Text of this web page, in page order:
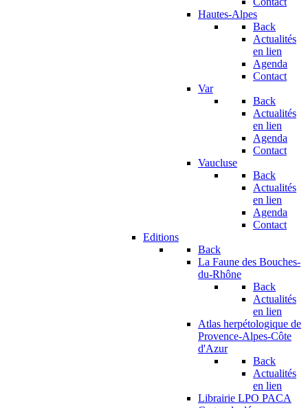
Hautes-Alpes
Back
Actualités
en lien
Agenda
Contact
Var
Back
Actualités
en lien
Agenda
Contact
Vaucluse
Back
Actualités
en lien
Agenda
Contact
Editions
Back
La Faune des Bouches-
du-Rhône
Back
Actualités
en lien
Atlas herpétologique de
Provence-Alpes-Côte
d'Azur
Back
Actualités
en lien
Librairie LPO PACA